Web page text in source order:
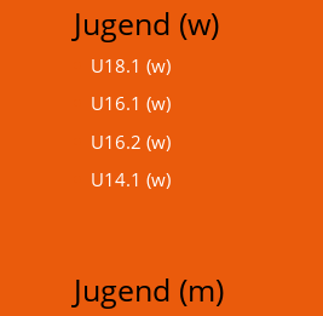
Jugend (w)
U18.1 (w)
U16.1 (w)
U16.2 (w)
U14.1 (w)
Jugend (m)